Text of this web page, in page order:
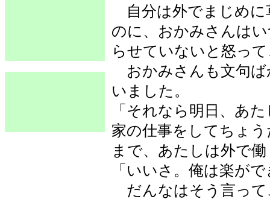
自分は外でまじめに
のに、おかみさんは
らせていないと怒っ
おかみさんも文句ば
いました。
「それなら明日、あ
家の仕事をしてちょ
まで、あたしは外で
「いいさ。俺は楽が
だんなはそう言って